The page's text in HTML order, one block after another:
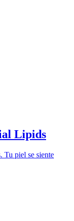
Lipids
Tu piel se siente